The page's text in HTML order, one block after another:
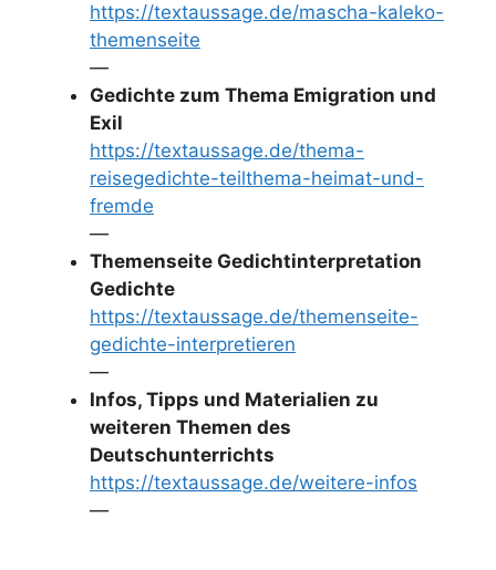
https://textaussage.de/mascha-kaleko-
themenseite
—
Gedichte zum Thema Emigration und
Exil
https://textaussage.de/thema-
reisegedichte-teilthema-heimat-und-
fremde
—
Themenseite Gedichtinterpretation
Gedichte
https://textaussage.de/themenseite-
gedichte-interpretieren
—
Infos, Tipps und Materialien zu
weiteren Themen des
Deutschunterrichts
https://textaussage.de/weitere-infos
—